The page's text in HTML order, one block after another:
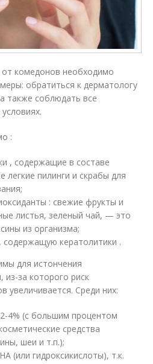
комедонов необходимо
обратиться к дерматологу
также соблюдать все
:
, содержащие в составе
легкие пилинги и скрабы для
: свежие фрукты и
листья, зеленый чай, — это
из организма;
содержащую кератолитики .
для истончения
за которого риск
увеличивается. Среди них:
4% (с большим процентом
средства
шеи и т.п.);
(или гидроксикислоты), т.к.